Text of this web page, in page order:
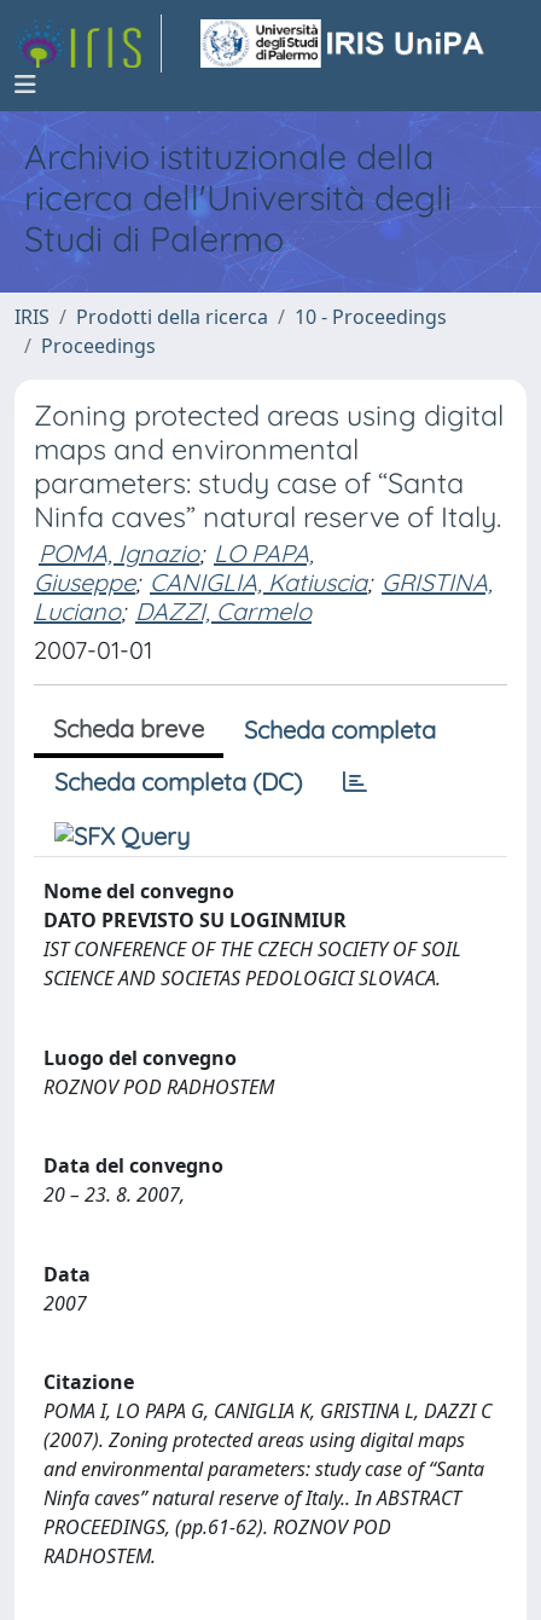
Archivio istituzionale della
ricerca dell'Università degli
Studi di Palermo
IRIS Prodotti della ricerca
10 - Proceedings
Proceedings
Zoning protected areas using digital
maps and environmental
parameters: study case of “Santa
Ninfa caves” natural reserve of Italy.
POMA, Ignazio; LO PAPA,
Giuseppe; CANIGLIA, Katiuscia; GRISTINA,
Luciano; DAZZI, Carmelo
2007-01-01
Scheda breve
Scheda completa
Scheda completa (DC)
Nome del convegno
DATO PREVISTO SU LOGINMIUR
IST CONFERENCE OF THE CZECH SOCIETY OF SOIL
SCIENCE AND SOCIETAS PEDOLOGICI SLOVACA.
Luogo del convegno
ROZNOV POD RADHOSTEM
Data del convegno
20 – 23. 8. 2007,
Data
2007
Citazione
POMA I, LO PAPA G, CANIGLIA K, GRISTINA L, DAZZI C
(2007). Zoning protected areas using digital maps
and environmental parameters: study case of “Santa
Ninfa caves” natural reserve of Italy.. In ABSTRACT
PROCEEDINGS, (pp.61-62). ROZNOV POD
RADHOSTEM.